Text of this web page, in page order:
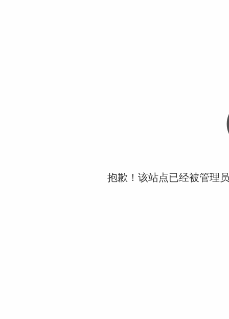
抱歉！该站点已经被管理